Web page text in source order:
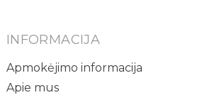
INFORMACIJA
Apmokėjimo informacija
Apie mus